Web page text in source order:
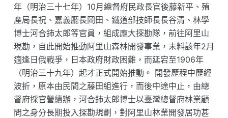
年（明治三十七年）10月總督府民政長官後藤新平、殖
產局長祝、嘉義廳長岡田、鐵道部技師長長谷清、林學
博士河合鈰太郎等官員，組成龐大探勘隊，前往阿里山
現勘，自此開始推動阿里山森林開發事業，未料該年2月
適逢日俄戰爭，日本政府財政困難，而延宕至1906年
（明治三十九年）起才正式開始推動。 開發歷程中歷經
波折，原本由民間之藤田組進行，而後中途中止，由總
督府採官營續辦，河合鈰太郎博士以臺灣總督府林業顧
問之身分長期投入探勘規劃，對阿里山林業開發居功甚